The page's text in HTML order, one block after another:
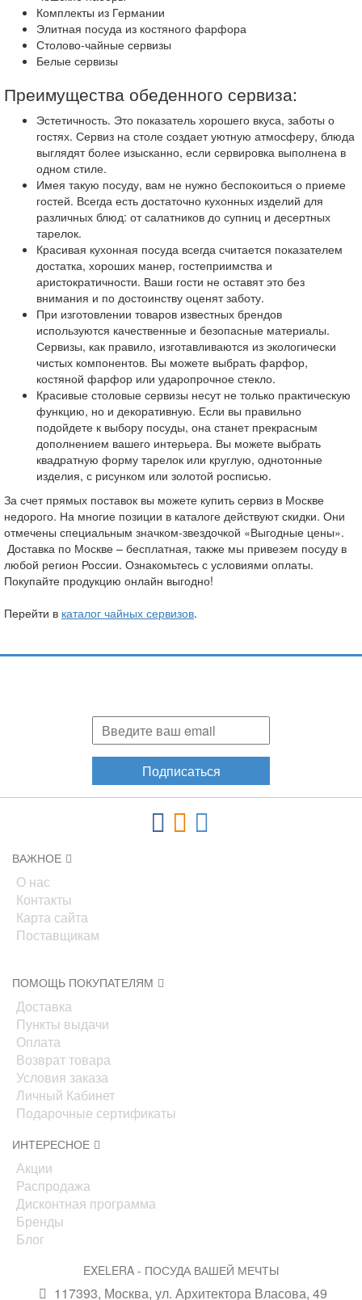
Комплекты из Германии
Элитная посуда из костяного фарфора
Столово-чайные сервизы
Белые сервизы
Преимущества обеденного сервиза:
Эстетичность. Это показатель хорошего вкуса, заботы о
гостях. Сервиз на столе создает уютную атмосферу, блюда
выглядят более изысканно, если сервировка выполнена в
одном стиле.
Имея такую посуду, вам не нужно беспокоиться о приеме
гостей. Всегда есть достаточно кухонных изделий для
различных блюд: от салатников до супниц и десертных
тарелок.
Красивая кухонная посуда всегда считается показателем
достатка, хороших манер, гостеприимства и
аристократичности. Ваши гости не оставят это без
внимания и по достоинству оценят заботу.
При изготовлении товаров известных брендов
используются качественные и безопасные материалы.
Сервизы, как правило, изготавливаются из экологически
чистых компонентов. Вы можете выбрать фарфор,
костяной фарфор или ударопрочное стекло.
Красивые столовые сервизы несут не только практическую
функцию, но и декоративную. Если вы правильно
подойдете к выбору посуды, она станет прекрасным
дополнением вашего интерьера. Вы можете выбрать
квадратную форму тарелок или круглую, однотонные
изделия, с рисунком или золотой росписью.
За счет прямых поставок вы можете купить сервиз в Москве
недорого. На многие позиции в каталоге действуют скидки. Они
отмечены специальным значком-звездочкой «Выгодные цены».
Доставка по Москве – бесплатная, также мы привезем посуду в
любой регион России. Ознакомьтесь с условиями оплаты.
Покупайте продукцию онлайн выгодно!
Перейти в каталог чайных сервизов.
Подписаться
ВАЖНОЕ
О нас
Контакты
Карта сайта
Поставщикам
ПОМОЩЬ ПОКУПАТЕЛЯМ
Доставка
Пункты выдачи
Оплата
Возврат товара
Условия заказа
Личный Кабинет
Подарочные сертификаты
ИНТЕРЕСНОЕ
Акции
Распродажа
Дисконтная программа
Бренды
Блог
EXELERA - ПОСУДА ВАШЕЙ МЕЧТЫ
117393, Москва, ул. Архитектора Власова, 49